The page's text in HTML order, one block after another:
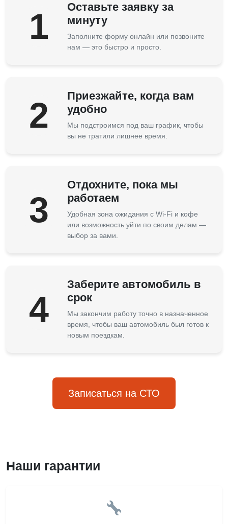
1
Оставьте заявку за
минуту
Заполните форму онлайн или позвоните
нам — это быстро и просто.
2
Приезжайте, когда вам
удобно
Мы подстроимся под ваш график, чтобы
вы не тратили лишнее время.
3
Отдохните, пока мы
работаем
Удобная зона ожидания с Wi-Fi и кофе
или возможность уйти по своим делам —
выбор за вами.
4
Заберите автомобиль в
срок
Мы закончим работу точно в назначенное
время, чтобы ваш автомобиль был готов к
новым поездкам.
Записаться на СТО
Наши гарантии